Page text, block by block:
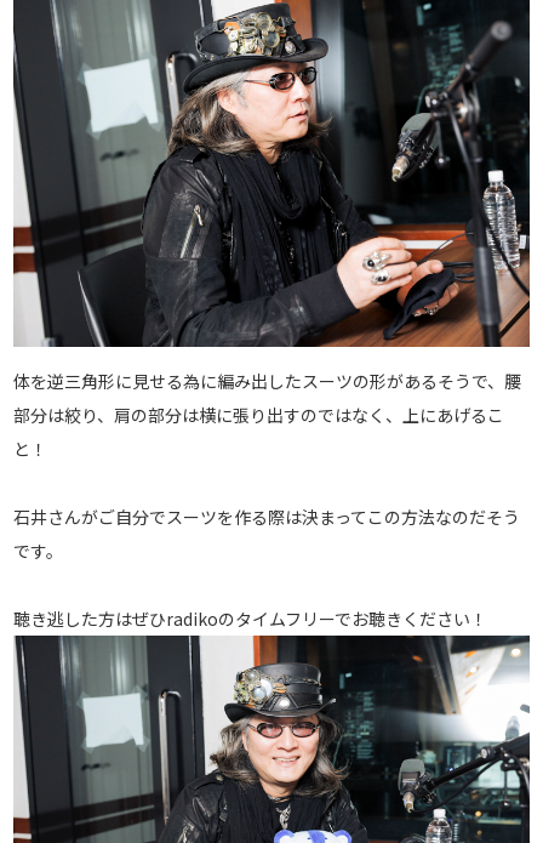
体を逆三角形に見せる為に編み出したスーツの形があるそうで、腰
部分は絞り、肩の部分は横に張り出すのではなく、上にあげるこ
と！
石井さんがご自分でスーツを作る際は決まってこの方法なのだそう
です。
聴き逃した方はぜひradikoのタイムフリーでお聴きください！